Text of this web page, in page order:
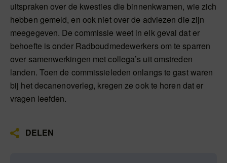
uitspraken over de kwesties die binnenkwamen, wie zich
hebben gemeld, en ook niet over de adviezen die zijn
meegegeven. De commissie weet in elk geval dat er
behoefte is onder Radboudmedewerkers om te sparren
over samenwerkingen met collega’s uit omstreden
landen. Toen de commissieleden onlangs te gast waren
bij het decanenoverleg, kregen ze ook te horen dat er
vragen leefden.
DELEN